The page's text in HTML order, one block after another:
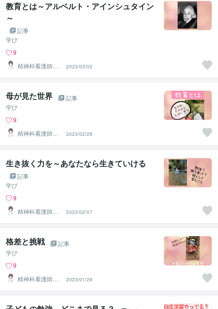
教育とは～アルベルト・アインシュタイン
～
記事
学び
9
精神科看護師き
なこ♡
2023/03/03
母が見た世界
記事
学び
9
精神科看護師き
なこ♡
2023/02/28
生き抜く力を～あなたなら生きていける
記事
学び
9
精神科看護師き
なこ♡
2023/02/07
格差と挑戦
記事
学び
9
精神科看護師き
なこ♡
2023/01/29